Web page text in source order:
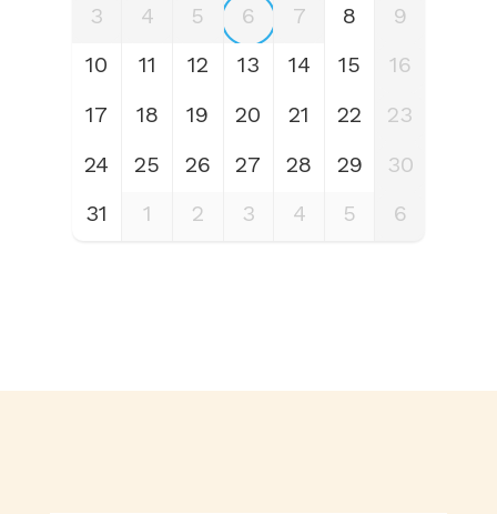
3
4 5 6 7 8
9
10
11 12 13 14 15
16
17
18 19 20 21 22
23
24
25 26 27 28 29
30
31
1 2 3 4 5 6